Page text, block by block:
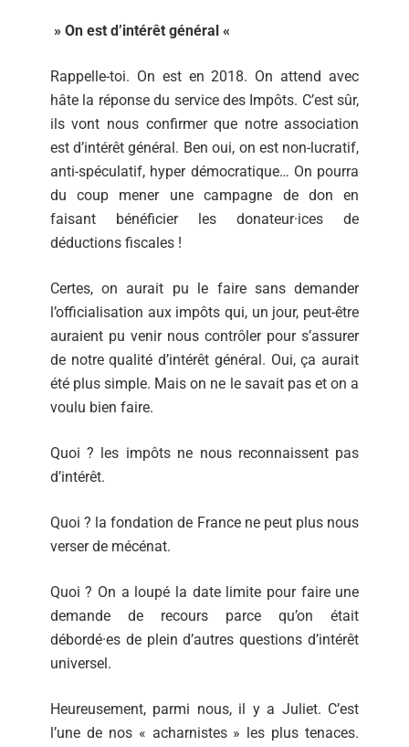
» On est d’intérêt général «
Rappelle-toi. On est en 2018. On attend avec
hâte la réponse du service des Impôts. C’est sûr,
ils vont nous confirmer que notre association
est d’intérêt général. Ben oui, on est non-lucratif,
anti-spéculatif, hyper démocratique… On pourra
du coup mener une campagne de don en
faisant bénéficier les donateur·ices de
déductions fiscales !
Certes, on aurait pu le faire sans demander
l’officialisation aux impôts qui, un jour, peut-être
auraient pu venir nous contrôler pour s’assurer
de notre qualité d’intérêt général. Oui, ça aurait
été plus simple. Mais on ne le savait pas et on a
voulu bien faire.
Quoi ? les impôts ne nous reconnaissent pas
d’intérêt.
Quoi ? la fondation de France ne peut plus nous
verser de mécénat.
Quoi ? On a loupé la date limite pour faire une
demande de recours parce qu’on était
débordé·es de plein d’autres questions d’intérêt
universel.
Heureusement, parmi nous, il y a Juliet. C’est
l’une de nos « acharnistes » les plus tenaces.